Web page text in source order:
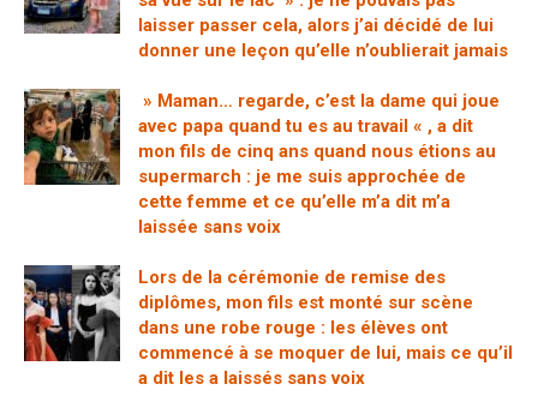
laisser passer cela, alors j’ai décidé de lui
donner une leçon qu’elle n’oublierait jamais
» Maman… regarde, c’est la dame qui joue
avec papa quand tu es au travail « , a dit
mon fils de cinq ans quand nous étions au
supermarch : je me suis approchée de
cette femme et ce qu’elle m’a dit m’a
laissée sans voix
Lors de la cérémonie de remise des
diplômes, mon fils est monté sur scène
dans une robe rouge : les élèves ont
commencé à se moquer de lui, mais ce qu’il
a dit les a laissés sans voix